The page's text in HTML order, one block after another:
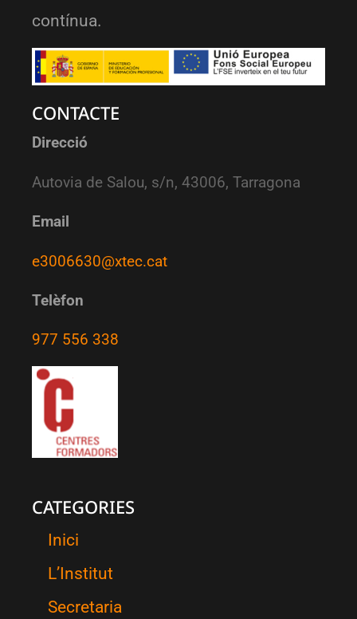
contínua.
CONTACTE
Direcció
Autovia de Salou, s/n, 43006, Tarragona
Email
e3006630@xtec.cat
Telèfon
977 556 338
CATEGORIES
Inici
L’Institut
Secretaria